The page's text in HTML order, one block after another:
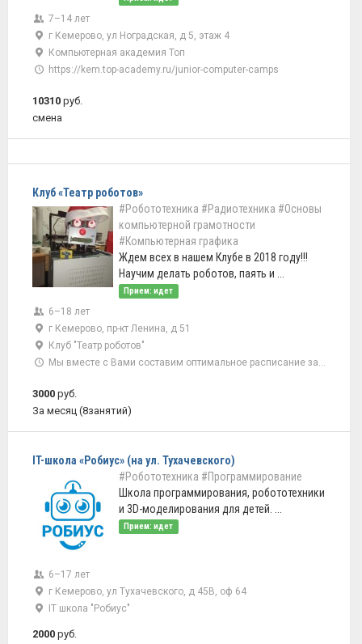
7–14 лет
г Кемерово, ул Ноградская, д 5, этаж 4
Компьютерная академия Топ
https://kem.top-academy.ru/junior-computer-camps
10310 руб.
смена
Клуб «Театр роботов»
#Робототехника #Радиотехника #Основы
компьютерной грамотности
#Компьютерная графика
Ждем всех в нашем Клубе в 2018 году!!!
Научим делать роботов, паять и ...
Прием: идет
6–18 лет
г Кемерово, пр-кт Ленина, д 51
Клуб "Театр роботов"
Мы вместе с Вами составим оптимальное расписание занятий.
3000 руб.
За месяц (8занятий)
IT-школа «Робиус» (на ул. Тухачевского)
#Робототехника #Программирование
Школа программирования, робототехники
и 3D-моделирования для детей. ...
Прием: идет
6–17 лет
г Кемерово, ул Тухачевского, д 45В, оф 64
IT школа "Робиус"
2000 руб.